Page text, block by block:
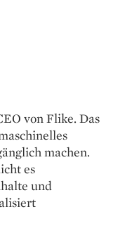
von Flike. Das
machen.
es
und